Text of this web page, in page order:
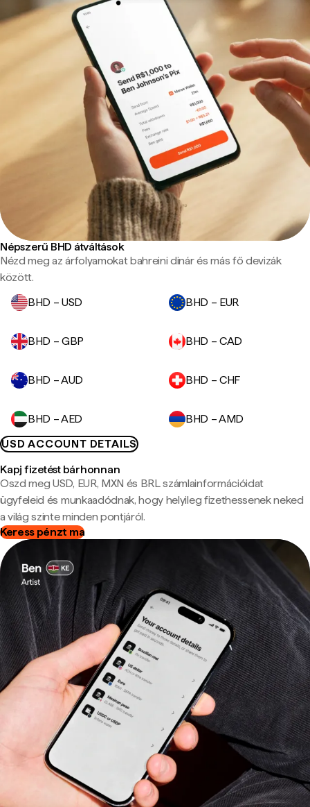
Népszerű BHD átváltások
Nézd meg az árfolyamokat bahreini dinár és más fő devizák
között.
BHD – USD
BHD – EUR
BHD – GBP BHD – CAD
BHD – AUD BHD – CHF
BHD – AED
BHD – AMD
USD ACCOUNT DETAILS
Kapj fizetést bárhonnan
Oszd meg USD, EUR, MXN és BRL számlainformációidat
ügyfeleid és munkaadódnak, hogy helyileg fizethessenek neked
a világ szinte minden pontjáról.
Keress pénzt ma